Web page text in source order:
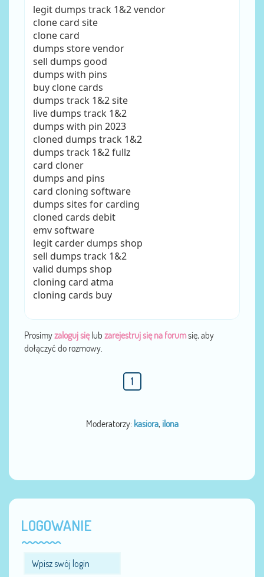
legit dumps track 1&2 vendor
clone card site
clone card
dumps store vendor
sell dumps good
dumps with pins
buy clone cards
dumps track 1&2 site
live dumps track 1&2
dumps with pin 2023
cloned dumps track 1&2
dumps track 1&2 fullz
card cloner
dumps and pins
card cloning software
dumps sites for carding
cloned cards debit
emv software
legit carder dumps shop
sell dumps track 1&2
valid dumps shop
cloning card atma
cloning cards buy
Prosimyzaloguj sięlub zarejestruj się na forumsię, aby
dołączyć do rozmowy.
1
Moderatorzy: kasiora, ilona
LOGOWANIE